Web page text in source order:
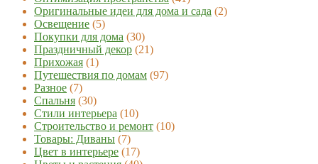
Оригинальные идеи для дома и сада (2)
Освещение (5)
Покупки для дома (30)
Праздничный декор (21)
Прихожая (1)
Путешествия по домам (97)
Разное (7)
Спальня (30)
Стили интерьера (10)
Строительство и ремонт (10)
Товары: Диваны (7)
Цвет в интерьере (17)